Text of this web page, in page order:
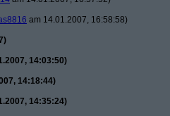
am 14.01.2007, 16:58:58)
14:03:50)
14:18:44)
14:35:24)